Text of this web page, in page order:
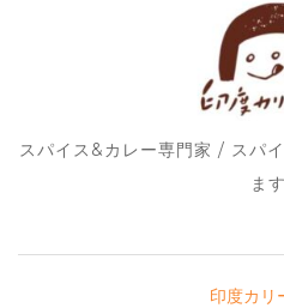
スパイス&カレー専門家 / スパ
ます
印度カリ